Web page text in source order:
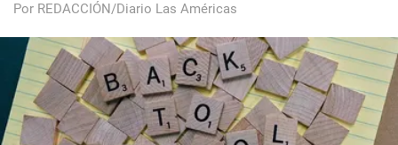
Por REDACCIÓN/Diario Las Américas